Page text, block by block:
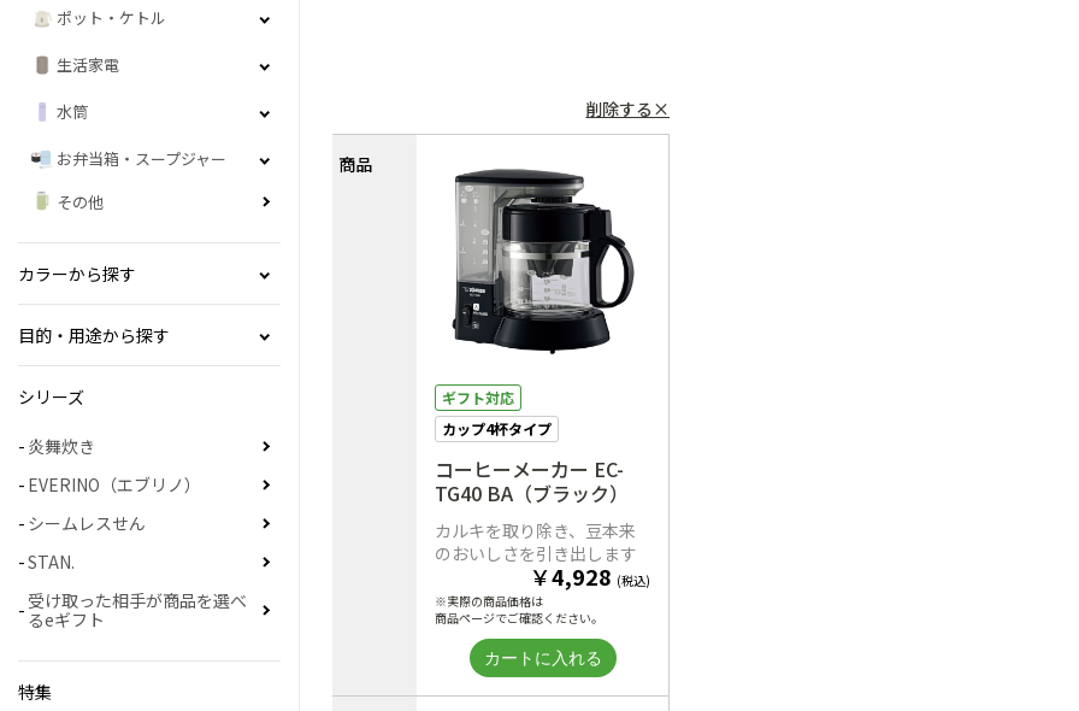
商品
削除する×
ギフト対応
カップ4杯タイプ
コーヒーメーカー EC-
TG40 BA（ブラック）
カルキを取り除き、豆本来
のおいしさを引き出します
￥4,928 (税込)
※実際の商品価格は
商品ページでご確認ください。
ポット・ケトル
生活家電
水筒
お弁当箱・スープジャー
その他
カラーから探す
目的・用途から探す
シリーズ
炎舞炊き
EVERINO（エブリノ）
シームレスせん
STAN.
受け取った相手が商品を選べ
るeギフト
特集